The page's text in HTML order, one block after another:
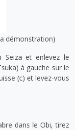
démonstration)
Seiza et enlevez le
à gauche sur le
(c) et levez-vous
dans le Obi, tirez